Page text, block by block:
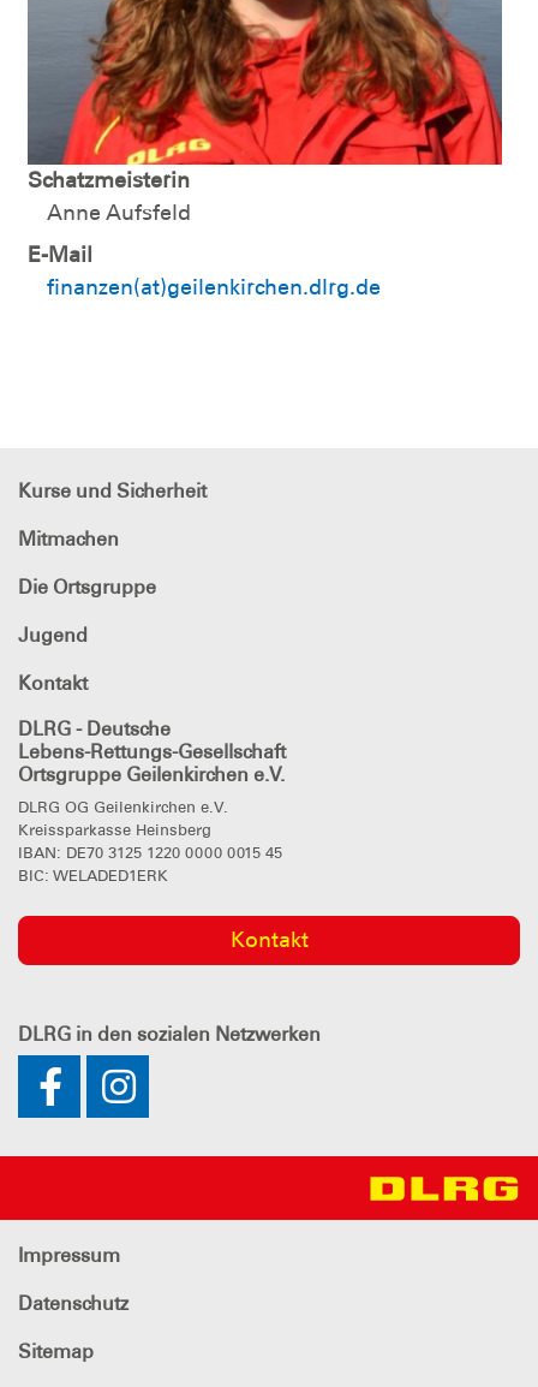
Schatzmeisterin
Anne Aufsfeld
E-Mail
finanzen(at)geilenkirchen.dlrg.de
Kurse und Sicherheit
Mitmachen
Die Ortsgruppe
Jugend
Kontakt
DLRG - Deutsche
Lebens-Rettungs-Gesellschaft
Ortsgruppe Geilenkirchen e.V.
DLRG OG Geilenkirchen e.V.
Kreissparkasse Heinsberg
IBAN: DE70 3125 1220 0000 0015 45
BIC: WELADED1ERK
Kontakt
DLRG in den sozialen Netzwerken
Impressum
Datenschutz
Sitemap